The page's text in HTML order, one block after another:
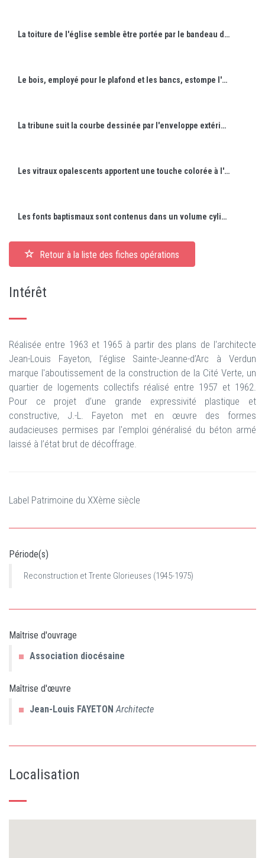
La toiture de l'église semble être portée par le bandeau de verre, qui assure l'éclairage naturel de la nef.
Le bois, employé pour le plafond et les bancs, estompe l'austérité du bâtiment en béton.
La tribune suit la courbe dessinée par l'enveloppe extérieure de l'église.
Les vitraux opalescents apportent une touche colorée à l'ensemble.
Les fonts baptismaux sont contenus dans un volume cylindrique jouxtant l'entrée, faisant référence au bassin/atrium...
Retour à la liste des fiches opérations
Intérêt
Réalisée entre 1963 et 1965 à partir des plans de l'architecte
Jean-Louis Fayeton, l’église Sainte-Jeanne-d’Arc à Verdun
marque l'aboutissement de la construction de la Cité Verte, un
quartier de logements collectifs réalisé entre 1957 et 1962.
Pour ce projet d’une grande expressivité plastique et
constructive, J.-L. Fayeton met en œuvre des formes
audacieuses permises par l'emploi généralisé du béton armé
laissé à l’état brut de décoffrage.
Label Patrimoine du XXème siècle
Période(s)
Reconstruction et Trente Glorieuses (1945-1975)
Maîtrise d'ouvrage
Association diocésaine
Maîtrise d'œuvre
Jean-Louis FAYETON Architecte
Localisation